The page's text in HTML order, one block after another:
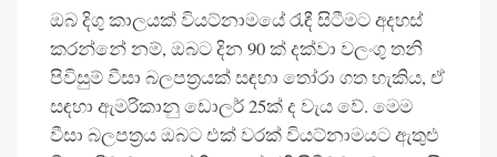
ඔබ දිගු කාලයක් වියට්නාමයේ රැඳී සිටීමට අදහස්
කරන්නේ නම්, ඔබට දින 90 ක් දක්වා වලංගු තනි
පිවිසුම් වීසා බලපත්‍රයක් සඳහා තෝරා ගත හැකිය, ඒ
සඳහා ඇමරිකානු ඩොලර් 25ක් ද වැය වේ. මෙම
වීසා බලපත්‍රය ඔබට එක් වරක් වියට්නාමයට ඇතුළු